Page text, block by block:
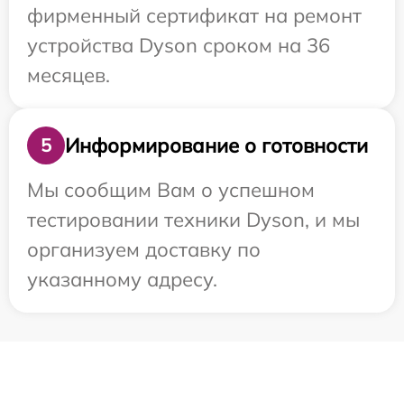
фирменный сертификат на ремонт
устройства Dyson сроком на 36
месяцев.
5
Информирование о готовности
Мы сообщим Вам о успешном
тестировании техники Dyson, и мы
организуем доставку по
указанному адресу.